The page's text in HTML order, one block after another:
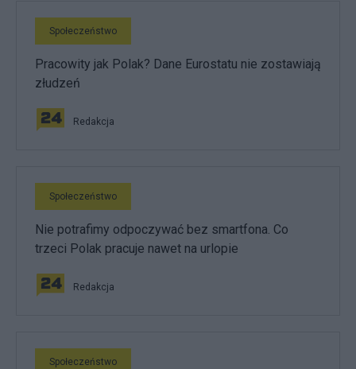
Społeczeństwo
Pracowity jak Polak? Dane Eurostatu nie zostawiają
złudzeń
Redakcja
Społeczeństwo
Nie potrafimy odpoczywać bez smartfona. Co
trzeci Polak pracuje nawet na urlopie
Redakcja
Społeczeństwo